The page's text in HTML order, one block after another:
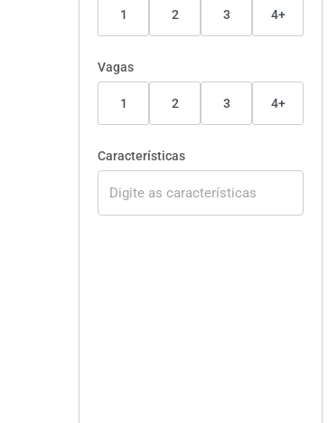
1 2 3 4+
Vagas
1 2 3 4+
Características